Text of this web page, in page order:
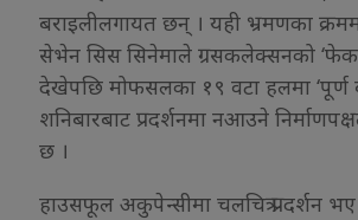
बराइलीलगायत छन् । यही भ्रमणका
सेभेन सिस सिनेमाले ग्रसकलेक्सनको ‘फेक
देखेपछि मोफसलका १९ वटा हलमा ‘पूर्ण
शनिबारबाट प्रदर्शनमा नआउने
छ ।
हाउसफूल अकुपेन्सीमा चलचित्र प्रदर्शन